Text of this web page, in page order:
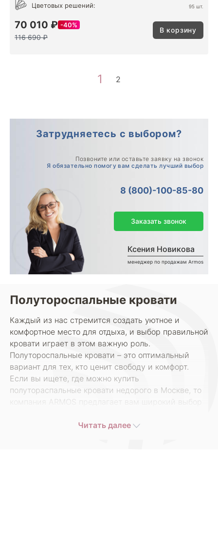
Цветовых решений: 95 шт.
70 010 ₽ 40%
116 690 ₽
В корзину
1 2
Затрудняетесь с выбором?
Позвоните или оставьте заявку на звонок
Я обязательно помогу вам сделать лучший выбор
8 (800)-100-85-80
Ксения Новикова
менеджер по продажам Armos
Заказать звонок
Полутороспальные кровати
Каждый из нас стремится создать уютное и
комфортное место для отдыха, и выбор правильной
кровати играет в этом важную роль.
Полутороспальные кровати – это оптимальный
вариант для тех, кто ценит свободу и комфорт.
Если вы ищете, где можно купить
полутораспальные кровати недорого в Москве, то
компания ARMOS предлагает вам широкий выбор
Читать далее